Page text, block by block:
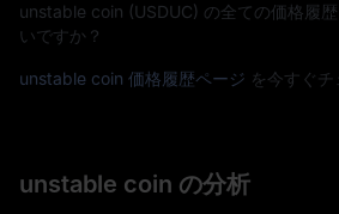
unstable coin (USDUC) の全ての価格履
いですか？
unstable coin 価格履歴ページ を今すぐチ
unstable coin の分析